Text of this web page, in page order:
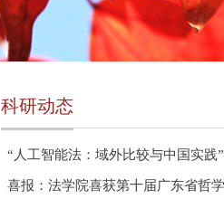
科研动态
“人工智能法：域外比较与中国实践
喜报：法学院喜获第十届广东省哲